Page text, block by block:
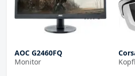
AOC G2460FQ
Monitor